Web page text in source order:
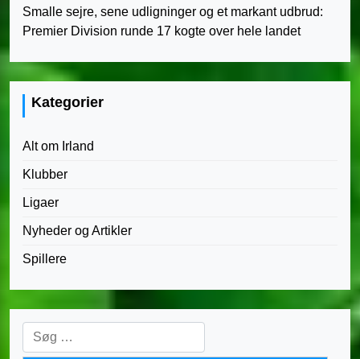
Smalle sejre, sene udligninger og et markant udbrud:
Premier Division runde 17 kogte over hele landet
Kategorier
Alt om Irland
Klubber
Ligaer
Nyheder og Artikler
Spillere
Søg
efter: